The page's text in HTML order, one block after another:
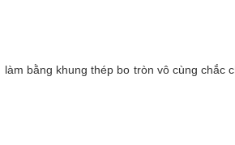
bằng khung thép bo tròn vô cùng chắc